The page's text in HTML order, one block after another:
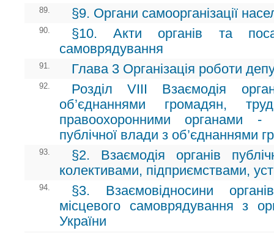
89. §9. Органи самоорганізації
90.
§10. Акти органів та
самоврядування
91. Глава 3 Організація роботи
92.
Розділ VIII Взаємодія
об’єднаннями громадян,
правоохоронними органами -
публічної влади з об’єднаннями
93.
§2. Взаємодія органів
колективами, підприємствами,
94.
§3. Взаємовідносини
місцевого самоврядування з
України